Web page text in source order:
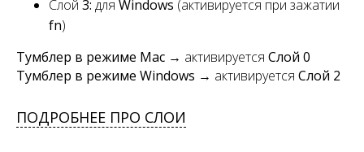
Слой 3: для Windows (активируется при зажатии
fn)
Тумблер в режиме Mac → активируется Слой 0
Тумблер в режиме Windows → активируется Слой 2
ПОДРОБНЕЕ ПРО СЛОИ